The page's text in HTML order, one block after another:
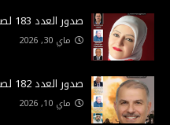
صدور العدد 183 لصحيفة الحدث الاسبوعي من لندن
ماي 30, 2026
صدور العدد 182 لصحيفة الحدث الاسبوعي من لندن
ماي 10, 2026